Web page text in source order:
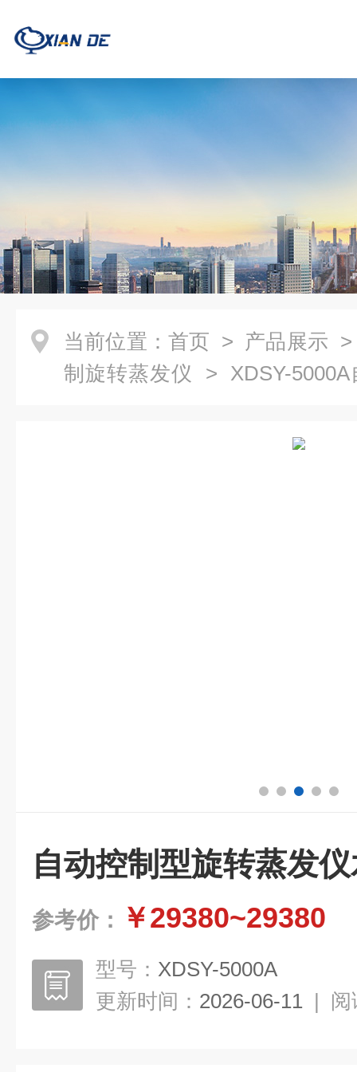
当前位置： 首页 > 产品展示
制旋转蒸发仪 > XDSY-
自动控制型旋转蒸发
参考价： ￥29380~29380
型号： XDSY-5000A
更新时间： 2026-06-11 | 阅